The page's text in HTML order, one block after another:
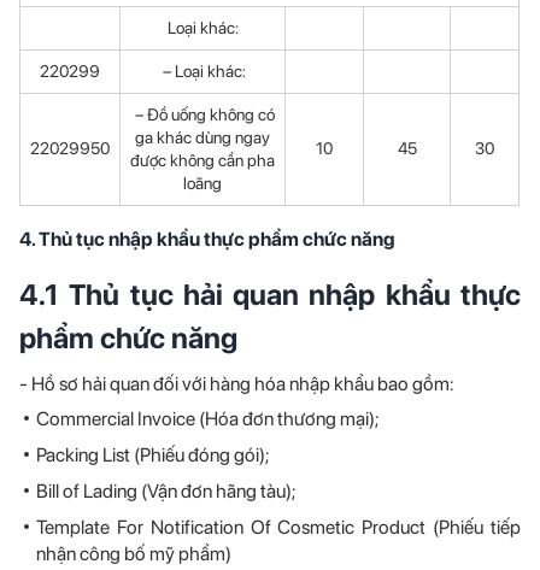
Loại khác:
220299 – Loại khác:
22029950
– Đồ uống không có
ga khác dùng ngay
được không cần pha
loãng
10 45 30
4. Thủ tục nhập khẩu thực phẩm chức năng
4.1 Thủ tục hải quan nhập khẩu thực
phẩm chức năng
- Hồ sơ hải quan đối với hàng hóa nhập khẩu bao gồm:
Commercial Invoice (Hóa đơn thương mại);
Packing List (Phiếu đóng gói);
Bill of Lading (Vận đơn hãng tàu);
Template For Notification Of Cosmetic Product (Phiếu tiếp
nhận công bố mỹ phẩm)